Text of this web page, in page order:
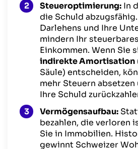
Steueroptimierung: In
die Schuld
Darlehens und Ihre
mindern Ihr steuerbares
Einkommen. Wenn Sie
indirekte Amortisation
Säule) entscheiden,
mehr Steuern
Ihre Schuld
Vermögensaufbau:
bezahlen, die verloren
Sie in Immobilien.
gewinnt Schweizer